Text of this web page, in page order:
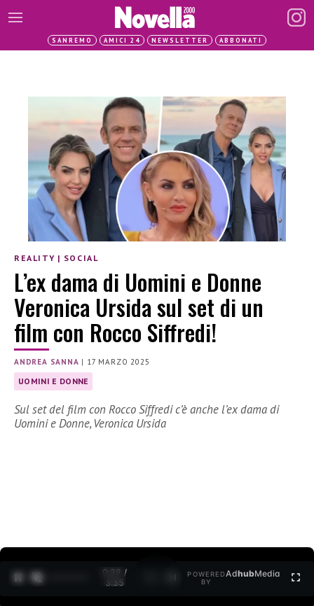
SANREMO AMICI 24 NEWSLETTER ABBONATI
REALITY | SOCIAL
L’ex dama di Uomini e Donne
Veronica Ursida sul set di un
film con Rocco Siffredi!
ANDREA SANNA | 17 MARZO 2025
UOMINI E DONNE
Sul set del film con Rocco Siffredi c’è anche l’ex dama di
Uomini e Donne, Veronica Ursida
0:30 /
3:35
POWERED
BY
AdhubMedia